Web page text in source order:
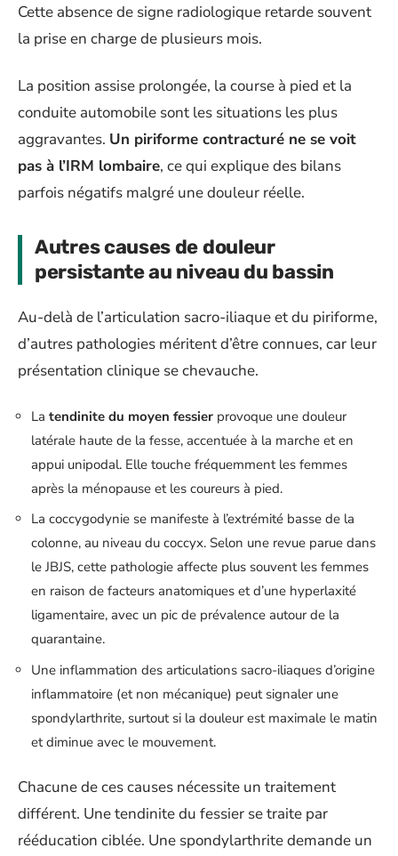
Cette absence de signe radiologique retarde souvent
la prise en charge de plusieurs mois.
La position assise prolongée, la course à pied et la
conduite automobile sont les situations les plus
aggravantes. Un piriforme contracturé ne se voit
pas à l’IRM lombaire, ce qui explique des bilans
parfois négatifs malgré une douleur réelle.
Autres causes de douleur
persistante au niveau du bassin
Au-delà de l’articulation sacro-iliaque et du piriforme,
d’autres pathologies méritent d’être connues, car leur
présentation clinique se chevauche.
La tendinite du moyen fessier provoque une douleur
latérale haute de la fesse, accentuée à la marche et en
appui unipodal. Elle touche fréquemment les femmes
après la ménopause et les coureurs à pied.
La coccygodynie se manifeste à l’extrémité basse de la
colonne, au niveau du coccyx. Selon une revue parue dans
le JBJS, cette pathologie affecte plus souvent les femmes
en raison de facteurs anatomiques et d’une hyperlaxité
ligamentaire, avec un pic de prévalence autour de la
quarantaine.
Une inflammation des articulations sacro-iliaques d’origine
inflammatoire (et non mécanique) peut signaler une
spondylarthrite, surtout si la douleur est maximale le matin
et diminue avec le mouvement.
Chacune de ces causes nécessite un traitement
différent. Une tendinite du fessier se traite par
rééducation ciblée. Une spondylarthrite demande un